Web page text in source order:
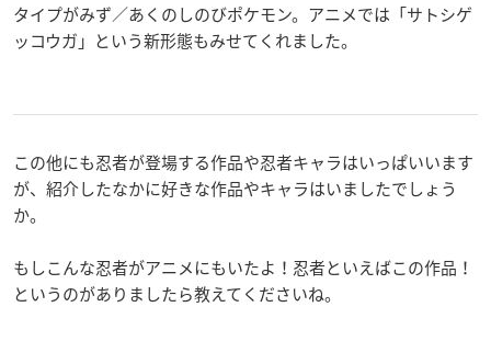
タイプがみず／あくのしのびポケモン。アニメでは「サトシゲ
ッコウガ」という新形態もみせてくれました。
この他にも忍者が登場する作品や忍者キャラはいっぱいいます
が、紹介したなかに好きな作品やキャラはいましたでしょう
か。
もしこんな忍者がアニメにもいたよ！忍者といえばこの作品！
というのがありましたら教えてくださいね。